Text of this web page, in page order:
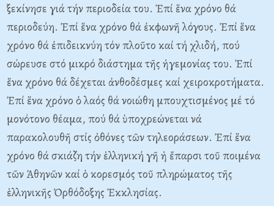
ξεκίνησε γιά τήν περιοδεία του. Ἐπί ἕνα χρόνο θά
περιοδεύη. Ἐπί ἕνα χρόνο θά ἐκφωνῆ λόγους. Ἐπί ἕνα
χρόνο θά ἐπιδεικνύη τόν πλοῦτο καί τή χλιδή, πού
σώρευσε στό μικρό διάστημα τῆς ἡγεμονίας του. Ἐπί
ἕνα χρόνο θά δέχεται ἀνθοδέσμες καί χειροκροτήματα.
Ἐπί ἕνα χρόνο ὁ λαός θά νοιώθη μπουχτισμένος μέ τό
μονότονο θέαμα, πού θά ὑποχρεώνεται νά
παρακολουθῆ στίς ὀθόνες τῶν τηλεοράσεων. Ἐπί ἕνα
χρόνο θά σκιάζη τήν ἑλληνική γῆ ἡ ἔπαρσι τοῦ ποιμένα
τῶν Ἀθηνῶν καί ὁ κορεσμός τοῦ πληρώματος τῆς
ἑλληνικῆς Ὀρθόδοξης Ἐκκλησίας.